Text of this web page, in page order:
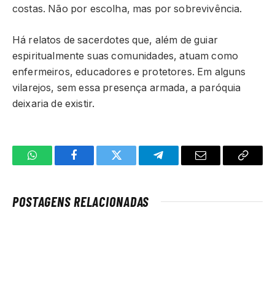
costas. Não por escolha, mas por sobrevivência.
Há relatos de sacerdotes que, além de guiar
espiritualmente suas comunidades, atuam como
enfermeiros, educadores e protetores. Em alguns
vilarejos, sem essa presença armada, a paróquia
deixaria de existir.
WhatsAppFacebookTwitter TelegramaE-
Copiar
POSTAGENS RELACIONADAS